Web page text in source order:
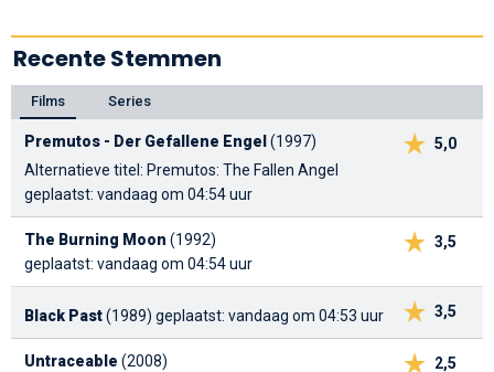
Recente Stemmen
Films Series
5,0
Premutos - Der Gefallene Engel (1997)
Alternatieve titel: Premutos: The Fallen Angel
geplaatst: vandaag om 04:54 uur
3,5
The Burning Moon (1992)
geplaatst: vandaag om 04:54 uur
3,5
Black Past(1989) geplaatst: vandaag om 04:53 uur
2,5
Untraceable (2008)